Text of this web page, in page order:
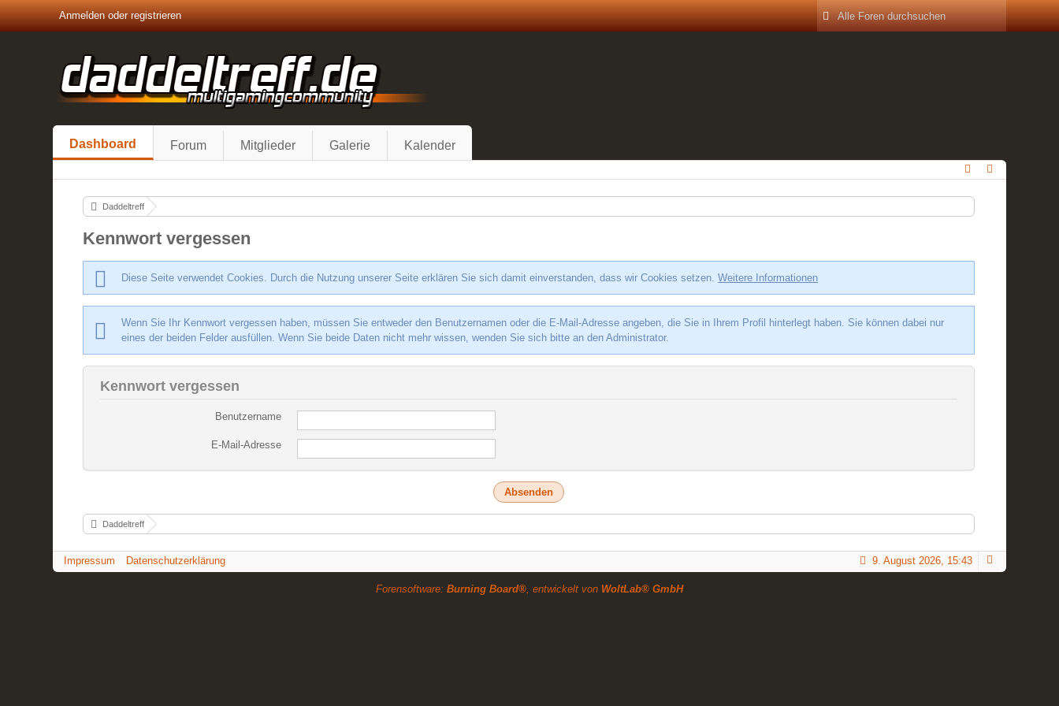
Anmelden oder registrieren
Dashboard Forum Mitglieder Galerie Kalender
Daddeltreff
Kennwort vergessen
Diese Seite verwendet Cookies. Durch die Nutzung unserer Seite erklären Sie sich damit einverstanden, dass wir Cookies setzen.Weitere Informationen
Wenn Sie Ihr Kennwort vergessen haben, müssen Sie entweder den Benutzernamen oder die E-Mail-Adresse angeben, die Sie in Ihrem Profil hinterlegt haben. Sie können dabei nur
eines der beiden Felder ausfüllen. Wenn Sie beide Daten nicht mehr wissen, wenden Sie sich bitte an den Administrator.
Kennwort vergessen
Benutzername
E-Mail-Adresse
Daddeltreff
Impressum Datenschutzerklärung 9. August 2026, 15:43
Forensoftware: Burning Board®, entwickelt von WoltLab® GmbH